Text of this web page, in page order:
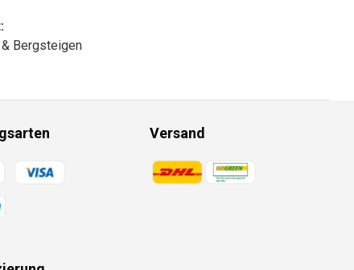
& Bergsteigen
Versand
Zahlungsmethoden